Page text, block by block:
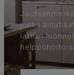
jonka
lattian